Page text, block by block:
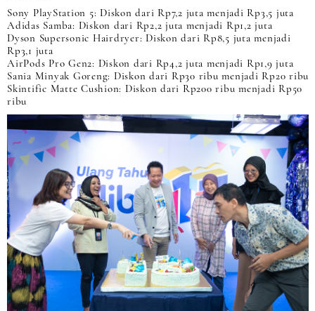
Sony PlayStation 5: Diskon dari Rp7,2 juta menjadi Rp3,5 juta
Adidas Samba: Diskon dari Rp2,2 juta menjadi Rp1,2 juta
Dyson Supersonic Hairdryer: Diskon dari Rp8,5 juta menjadi
Rp3,1 juta
AirPods Pro Gen2: Diskon dari Rp4,2 juta menjadi Rp1,9 juta
Sania Minyak Goreng: Diskon dari Rp30 ribu menjadi Rp20 ribu
Skintific Matte Cushion: Diskon dari Rp200 ribu menjadi Rp50
ribu